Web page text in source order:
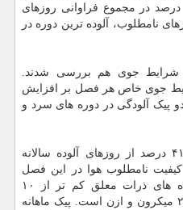
شاخص AQI سالانه و کاهش ۱۹ درصد در مجموع فراوانی روزهای
درصدی روزهای نامطلوب، آلوده ترین دوره در
شرایط جوی هم بررسی شدند.
جوی خاص هر فصل بر افزایش
دو پیک آلودگی در دوره های سرد و
بر این اساس مشخص شد که ۴۱ درصد از روزهای آلوده سالانه
نامطلوب هوا در این فصل
ناشی از غلظت های بالای آلاینده های ذرات معلق کم تر از ۱۰
میکرون، ذرات معلق کم تر از ۲.۵ میکرون و ازن است. پیک ماهانه